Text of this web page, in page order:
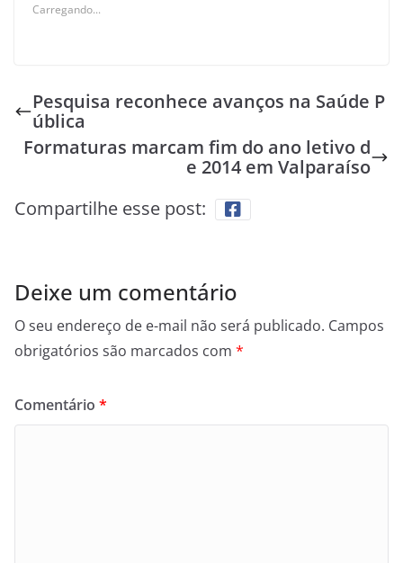
Carregando...
Pesquisa reconhece avanços na Saúde P
ública
Formaturas marcam fim do ano letivo d
e 2014 em Valparaíso
Compartilhe esse post:
Deixe um comentário
O seu endereço de e-mail não será publicado. Campos
obrigatórios são marcados com *
Comentário *